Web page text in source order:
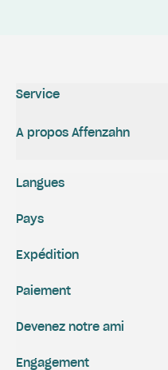
Service
A propos Affenzahn
Expédition
Paiement
Engagement
Devenez notre ami
Langues
Pays